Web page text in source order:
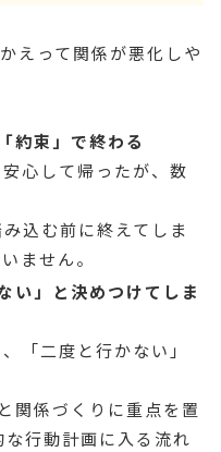
えって関係が悪化しや
約束」で終わる
心して帰ったが、数
込む前に終えてしま
ません。
い」と決めつけてしま
「二度と行かない」
関係づくりに重点を置
行動計画に入る流れ